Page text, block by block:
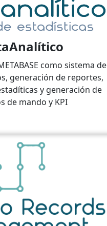
como sistema de
generación de reportes,
y generación de
de mando y KPI